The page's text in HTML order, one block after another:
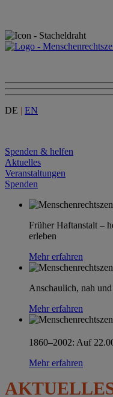
DE | EN
Spenden & helfen
Aktuelles
Veranstaltungen
Spenden
Früher Haftanstalt –
erleben
Mehr erfahren
Anschaulich, nah
Mehr erfahren
1860–2002: Auf
Mehr erfahren